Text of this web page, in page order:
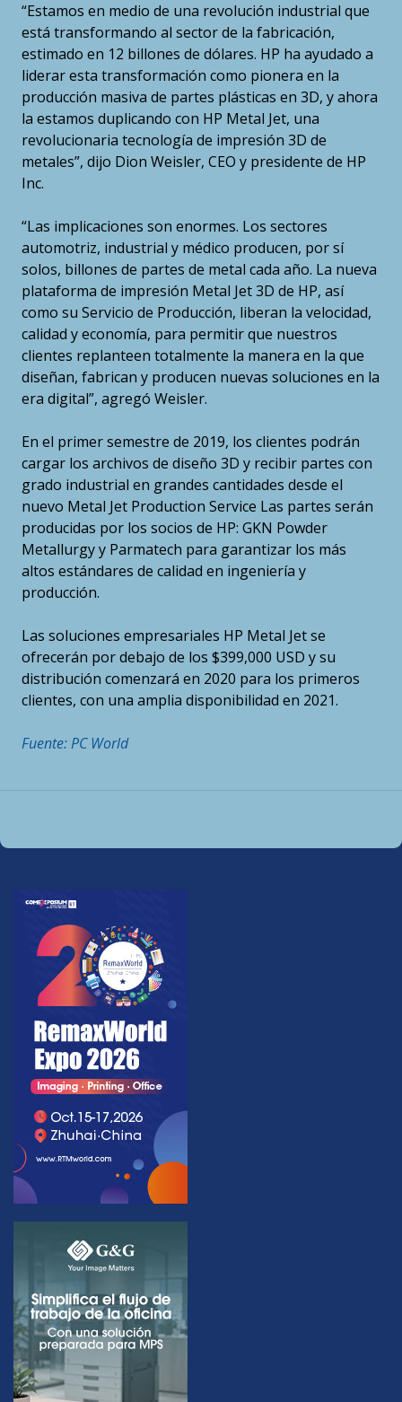
“Estamos en medio de una revolución industrial que
está transformando al sector de la fabricación,
estimado en 12 billones de dólares. HP ha ayudado a
liderar esta transformación como pionera en la
producción masiva de partes plásticas en 3D, y ahora
la estamos duplicando con HP Metal Jet, una
revolucionaria tecnología de impresión 3D de
metales”, dijo Dion Weisler, CEO y presidente de HP
Inc.
“Las implicaciones son enormes. Los sectores
automotriz, industrial y médico producen, por sí
solos, billones de partes de metal cada año. La nueva
plataforma de impresión Metal Jet 3D de HP, así
como su Servicio de Producción, liberan la velocidad,
calidad y economía, para permitir que nuestros
clientes replanteen totalmente la manera en la que
diseñan, fabrican y producen nuevas soluciones en la
era digital”, agregó Weisler.
En el primer semestre de 2019, los clientes podrán
cargar los archivos de diseño 3D y recibir partes con
grado industrial en grandes cantidades desde el
nuevo Metal Jet Production Service Las partes serán
producidas por los socios de HP: GKN Powder
Metallurgy y Parmatech para garantizar los más
altos estándares de calidad en ingeniería y
producción.
Las soluciones empresariales HP Metal Jet se
ofrecerán por debajo de los $399,000 USD y su
distribución comenzará en 2020 para los primeros
clientes, con una amplia disponibilidad en 2021.
Fuente: PC World